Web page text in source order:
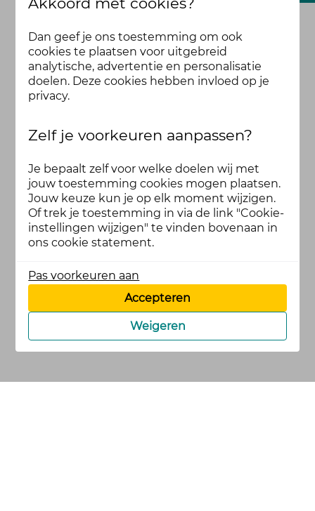
Dan geef je ons toestemming om ook
cookies te plaatsen voor uitgebreid
analytische, advertentie en personalisatie
doelen. Deze cookies hebben invloed op je
privacy.
Zelf je voorkeuren aanpassen?
Je bepaalt zelf voor welke doelen wij met
jouw toestemming cookies mogen plaatsen.
Jouw keuze kun je op elk moment wijzigen.
Of trek je toestemming in via de link "Cookie-
instellingen wijzigen" te vinden bovenaan in
ons cookie statement.
Pas voorkeuren aan
Accepteren
Weigeren